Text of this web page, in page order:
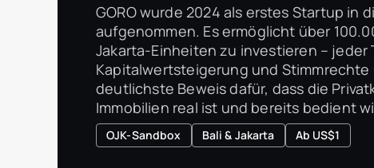
GORO wurde 2024 als erstes Startup in
aufgenommen. Es ermöglicht über
Jakarta-Einheiten zu investieren –
Kapitalwertsteigerung und
deutlichste Beweis dafür, dass die
Immobilien real ist und bereits bedient
OJK-Sandbox Bali & Jakarta Ab US$1